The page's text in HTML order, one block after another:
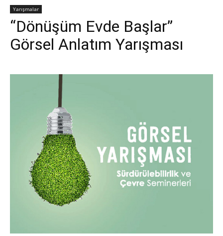
Yarışmalar
“Dönüşüm Evde Başlar”
Görsel Anlatım Yarışması